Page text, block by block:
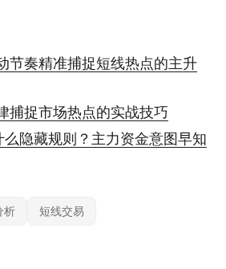
节奏精准捕捉短线热点的主升
捕捉市场热点的实战技巧
隐藏规则？主力资金意图早知
析 短线交易